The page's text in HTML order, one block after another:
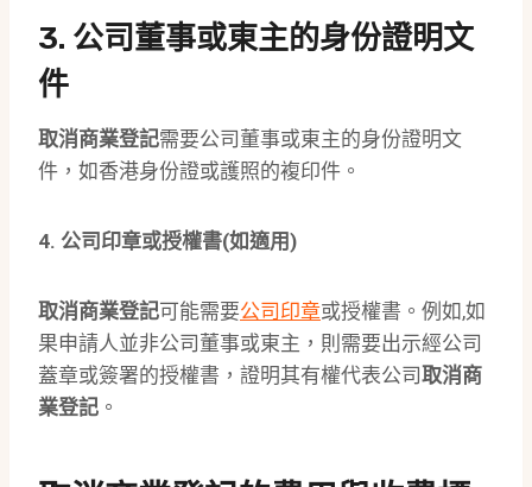
3. 公司董事或東主的身份證明文
件
取消商業登記需要公司董事或東主的身份證明文
件，如香港身份證或護照的複印件。
4. 公司印章或授權書(如適用)
取消商業登記可能需要公司印章或授權書。例如,如
果申請人並非公司董事或東主，則需要出示經公司
蓋章或簽署的授權書，證明其有權代表公司取消商
業登記 。